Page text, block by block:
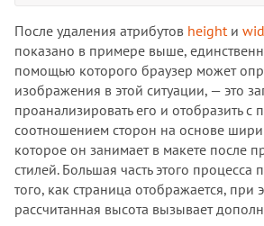
После удаления атрибутов height и
показано в примере выше,
помощью которого браузер может
изображения в этой ситуации, — это
проанализировать его и отобразить с
соотношением сторон на основе
которое он занимает в макете после
стилей. Большая часть этого процесса
того, как страница отображается, при
рассчитанная высота вызывает